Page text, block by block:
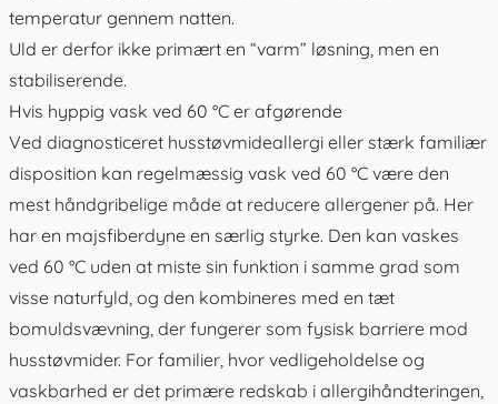
temperatur gennem natten.
Uld er derfor ikke primært en “varm” løsning, men en
stabiliserende.
Hvis hyppig vask ved 60 °C er afgørende
Ved diagnosticeret husstøvmideallergi eller stærk familiær
disposition kan regelmæssig vask ved 60 °C være den
mest håndgribelige måde at reducere allergener på. Her
har en majsfiberdyne en særlig styrke. Den kan vaskes
ved 60 °C uden at miste sin funktion i samme grad som
visse naturfyld, og den kombineres med en tæt
bomuldsvævning, der fungerer som fysisk barriere mod
husstøvmider. For familier, hvor vedligeholdelse og
vaskbarhed er det primære redskab i allergihåndteringen,